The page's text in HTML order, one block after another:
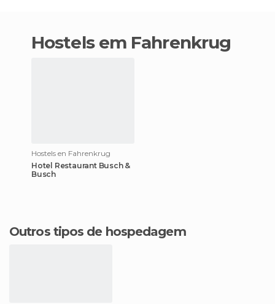
hostels em Fahrenkrug
Hostels en Fahrenkrug
Hotel Restaurant Busch &
Busch
Outros tipos de hospedagem